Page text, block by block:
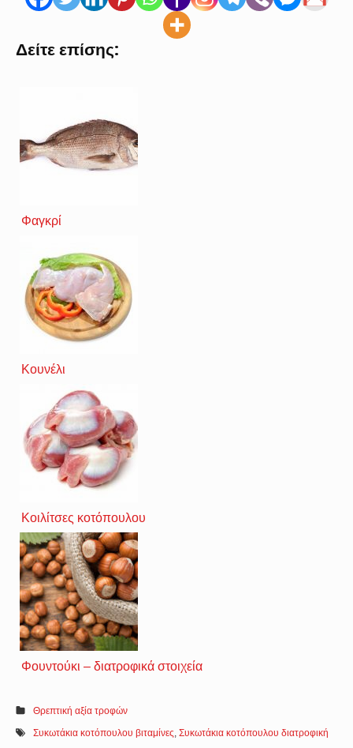
Δείτε επίσης:
Φαγκρί
Κουνέλι
Κοιλίτσες κοτόπουλου
Φουντούκι – διατροφικά στοιχεία
Θρεπτική αξία τροφών
Συκωτάκια κοτόπουλου βιταμίνες ,Συκωτάκια κοτόπουλου διατροφική